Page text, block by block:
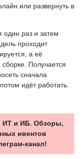
или развернуть в
один раз и затем
проходит
а её
Получается
сначала
идёт работать.
ИТ и ИБ. Обзоры,
ивентов
канал!